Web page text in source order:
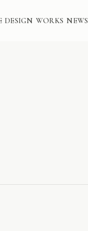
DESIGN WORKS NEWS